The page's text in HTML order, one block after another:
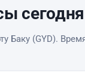
сегодня
Баку (GYD).